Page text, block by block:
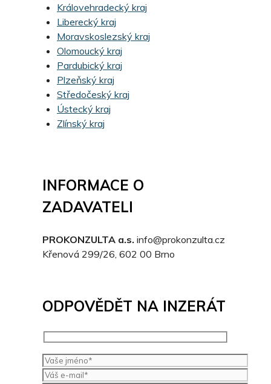
Královehradecký kraj
Liberecký kraj
Moravskoslezský kraj
Olomoucký kraj
Pardubický kraj
Plzeňský kraj
Středočeský kraj
Ústecký kraj
Zlínský kraj
INFORMACE O
ZADAVATELI
PROKONZULTA a.s. info@prokonzulta.cz
Křenová 299/26, 602 00 Brno
ODPOVĚDĚT NA INZERÁT